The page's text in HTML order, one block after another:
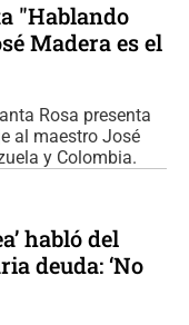
"Hablando
Madera es el
Rosa presenta
al maestro José
y Colombia.
habló del
deuda: ‘No